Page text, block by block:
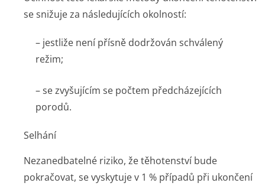
se snižuje za následujících okolností:
– jestliže není přísně dodržován schválený
režim;
– se zvyšujícím se počtem předcházejících
porodů.
Selhání
Nezanedbatelné riziko, že těhotenství bude
pokračovat, se vyskytuje v 1 % případů při ukončení